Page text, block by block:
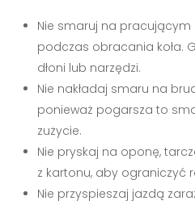
Nie smaruj na pracującym
podczas obracania koła.
dłoni lub narzędzi.
Nie nakładaj smaru na
ponieważ pogarsza to
zużycie.
Nie pryskaj na oponę,
z kartonu, aby ograniczyć
Nie przyspieszaj jazdą